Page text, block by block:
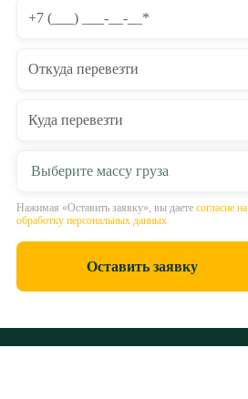
Выберите массу груза
Нажимая «Оставить заявку», вы даете согласие на
обработку персональных данных
Оставить заявку